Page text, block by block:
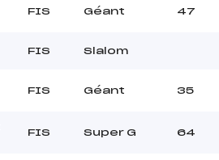
FIS Géant 47
FIS Slalom
FIS Géant 35
FIS Super G 64